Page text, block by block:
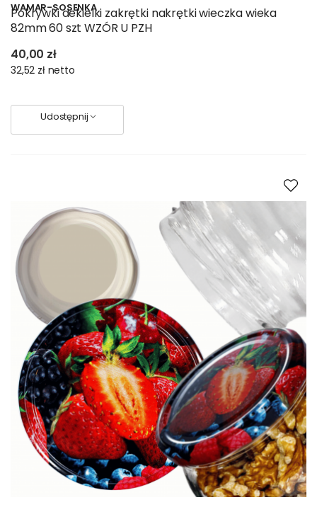
WAMAR-SOSENKA
Pokrywki dekielki zakrętki nakrętki wieczka wieka
82mm 60 szt WZÓR U PZH
40,00 zł
32,52 zł netto
Udostępnij